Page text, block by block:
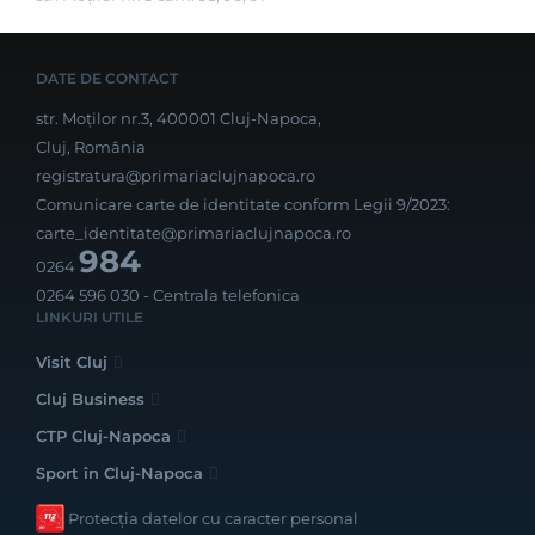
DATE DE CONTACT
str. Moților nr.3, 400001 Cluj-Napoca,
Cluj, România
registratura@primariaclujnapoca.ro
Comunicare carte de identitate conform Legii 9/2023:
carte_identitate@primariaclujnapoca.ro
0264984
0264 596 030 - Centrala telefonica
LINKURI UTILE
Visit Cluj
Cluj Business
CTP Cluj-Napoca
Sport în Cluj-Napoca
Protecția datelor cu caracter personal